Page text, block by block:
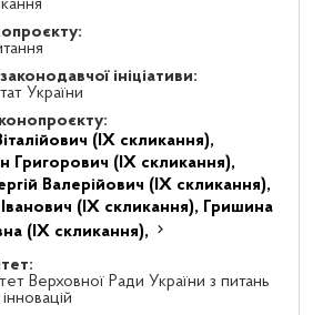
ініціативи:
України
(IX скликання),
Григорович (IX скликання),
Валерійович (IX скликання),
(IX скликання), Гришина
(IX скликання),
Верховної Ради України з питань